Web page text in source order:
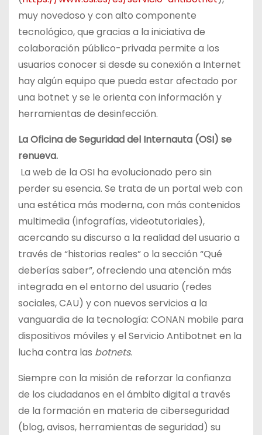
muy novedoso y con alto componente
tecnológico, que gracias a la iniciativa de
colaboración público-privada permite a los
usuarios conocer si desde su conexión a Internet
hay algún equipo que pueda estar afectado por
una botnet y se le orienta con información y
herramientas de desinfección.
La Oficina de Seguridad del Internauta (OSI) se
renueva.
La web de la OSI ha evolucionado pero sin
perder su esencia. Se trata de un portal web con
una estética más moderna, con más contenidos
multimedia (infografías, videotutoriales),
acercando su discurso a la realidad del usuario a
través de “historias reales” o la sección “Qué
deberías saber”, ofreciendo una atención más
integrada en el entorno del usuario (redes
sociales, CAU) y con nuevos servicios a la
vanguardia de la tecnología: CONAN mobile para
dispositivos móviles y el Servicio Antibotnet en la
lucha contra las botnets.
Siempre con la misión de reforzar la confianza
de los ciudadanos en el ámbito digital a través
de la formación en materia de ciberseguridad
(blog, avisos, herramientas de seguridad) su